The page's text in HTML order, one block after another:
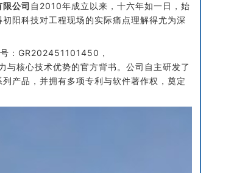
公司 自2010年成立以来，十六年如一日，始
阳科技对工程现场的实际痛点理解得尤为深
号：GR202451101450，
核心技术优势的官方背书。公司自主研发了
产品，并拥有多项专利与软件著作权，奠定